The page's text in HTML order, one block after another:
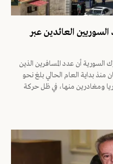
العائدين عبر
السورية أن عدد المسافرين الذين
بداية العام الحالي بلغ نحو
ومغادرين منها، في ظل حركة